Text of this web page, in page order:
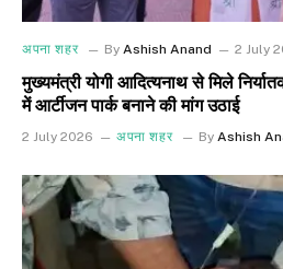
अपना शहर By Ashish Anand 2 July
मुख्यमंत्री योगी आदित्यनाथ से मिले
में आर्टीजन पार्क बनाने की मांग उठाई
2 July 2026 अपना शहर By Ashish